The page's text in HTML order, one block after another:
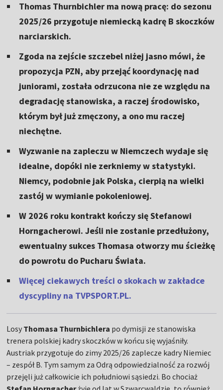
Thomas Thurnbichler ma nową pracę: do sezonu
2025/26 przygotuje niemiecką kadrę B skoczków
narciarskich.
Zgoda na zejście szczebel niżej jasno mówi, że
propozycja PZN, aby przejąć koordynację nad
juniorami, została odrzucona nie ze względu na
degradację stanowiska, a raczej środowisko,
którym był już zmęczony, a ono mu raczej
niechętne.
Wyzwanie na zapleczu w Niemczech wydaje się
idealne, dopóki nie zerkniemy w statystyki.
Niemcy, podobnie jak Polska, cierpią na wielki
zastój w wymianie pokoleniowej.
W 2026 roku kontrakt kończy się Stefanowi
Horngacherowi. Jeśli nie zostanie przedłużony,
ewentualny sukces Thomasa otworzy mu ścieżkę
do powrotu do Pucharu Świata.
Więcej ciekawych treści o skokach w zakładce
dyscypliny na TVPSPORT.PL.
Losy Thomasa Thurnbichlera po dymisji ze stanowiska
trenera polskiej kadry skoczków w końcu się wyjaśniły.
Austriak przygotuje do zimy 2025/26 zaplecze kadry Niemiec
– zespół B. Tym samym za Odrą odpowiedzialność za rozwój
przejęli już całkowicie ich południowi sąsiedzi. Bo chociaż